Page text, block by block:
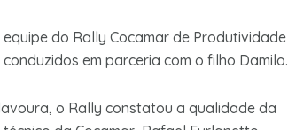
do Rally Cocamar de Produtividade
em parceria com o filho Damilo.
o Rally constatou a qualidade da